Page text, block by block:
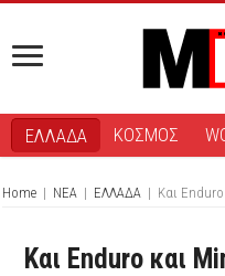
ΕΛΛΑΔΑ ΚΟΣΜΟΣ
Home | ΝΕΑ | ΕΛΛΑΔΑ | Και
Και Enduro και